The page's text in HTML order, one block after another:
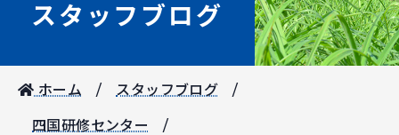
スタッフブログ
ホーム スタッフブログ
四国研修センター